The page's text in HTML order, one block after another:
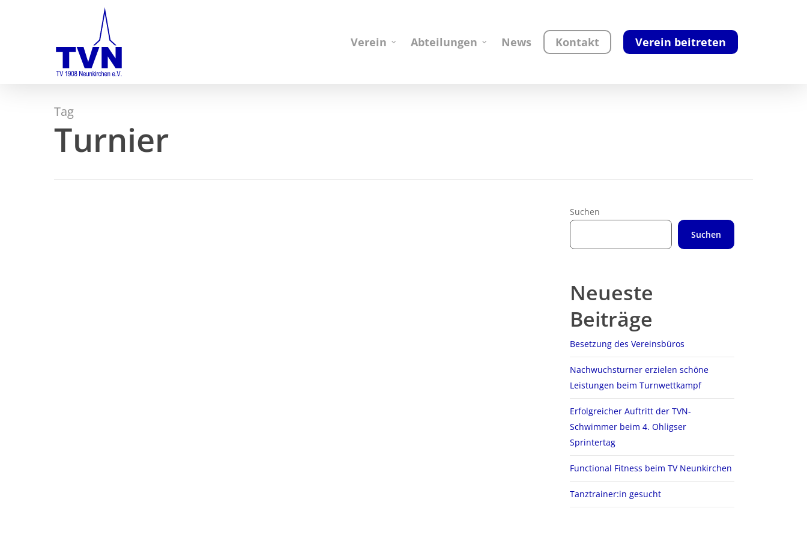
Verein Abteilungen News Kontakt Verein beitreten
Tag
Turnier
Suchen
Suchen
Neueste
Beiträge
Besetzung des Vereinsbüros
Nachwuchsturner erzielen schöne
Leistungen beim Turnwettkampf
Erfolgreicher Auftritt der TVN-
Schwimmer beim 4. Ohligser
Sprintertag
Functional Fitness beim TV Neunkirchen
Tanztrainer:in gesucht